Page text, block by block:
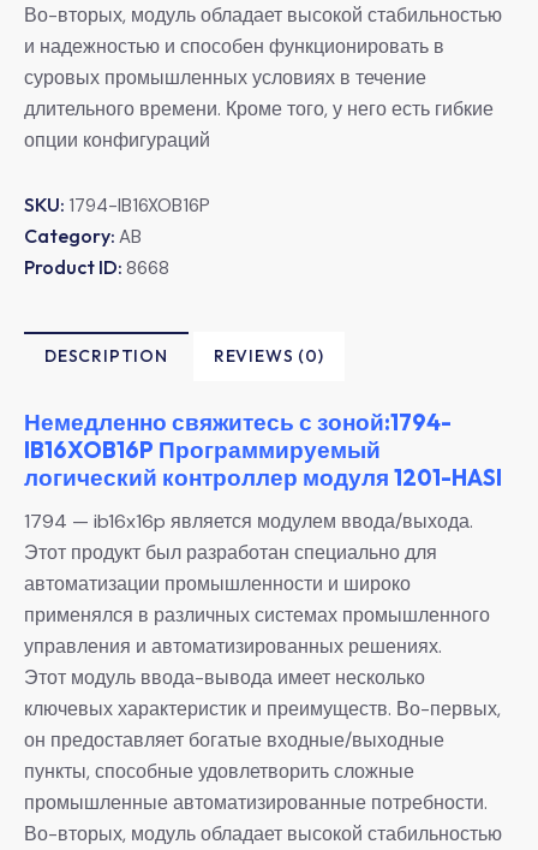
Во-вторых, модуль обладает высокой стабильностью
и надежностью и способен функционировать в
суровых промышленных условиях в течение
длительного времени. Кроме того, у него есть гибкие
опции конфигураций
SKU: 1794-IB16XOB16P
Category: AB
Product ID: 8668
DESCRIPTION REVIEWS (0)
Немедленно свяжитесь с зоной:1794-
IB16XOB16P Программируемый
логический контроллер модуля 1201-HASI
1794 — ib16x16p является модулем ввода/выхода.
Этот продукт был разработан специально для
автоматизации промышленности и широко
применялся в различных системах промышленного
управления и автоматизированных решениях.
Этот модуль ввода-вывода имеет несколько
ключевых характеристик и преимуществ. Во-первых,
он предоставляет богатые входные/выходные
пункты, способные удовлетворить сложные
промышленные автоматизированные потребности.
Во-вторых, модуль обладает высокой стабильностью